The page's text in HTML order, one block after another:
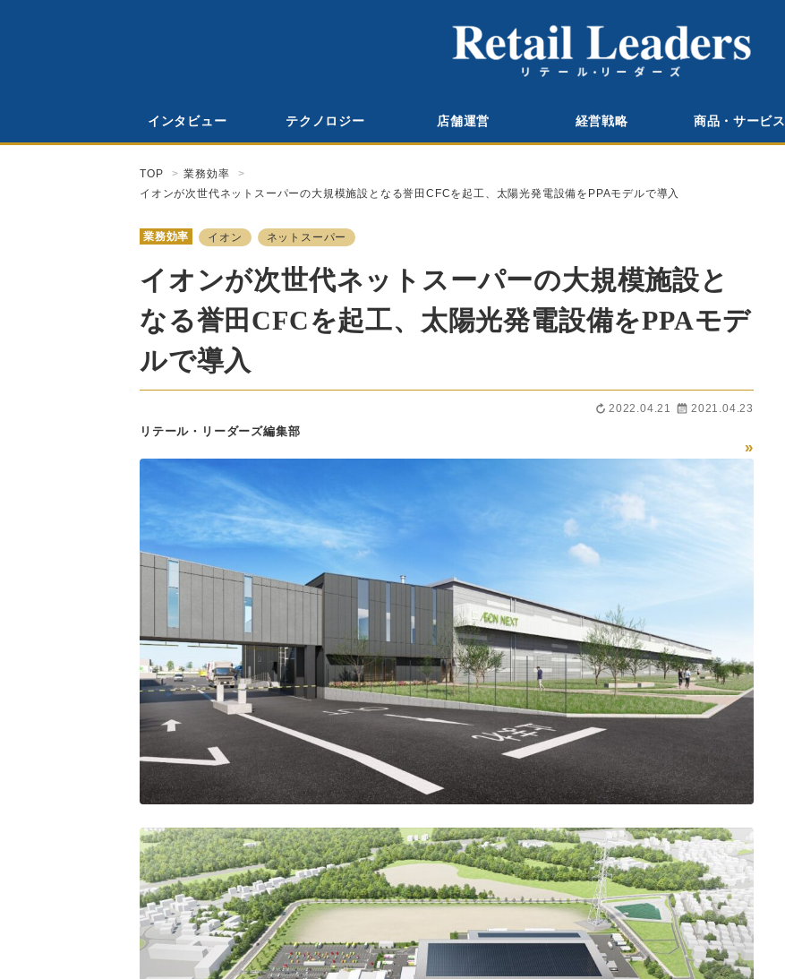
インタビュー テクノロジー 店舗運営 経営戦略 商品・サービス
TOP
業務効率
イオンが次世代ネットスーパーの大規模施設となる誉田CFCを起工、太陽光発電設備をPPAモデルで導入
業務効率 イオン ネットスーパー
イオンが次世代ネットスーパーの大規模施設と
なる誉田CFCを起工、太陽光発電設備をPPAモデ
ルで導入
2022.04.21 2021.04.23
リテール・リーダーズ編集部
»